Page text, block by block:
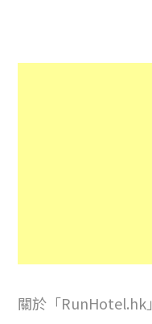
關於「RunHotel.hk」